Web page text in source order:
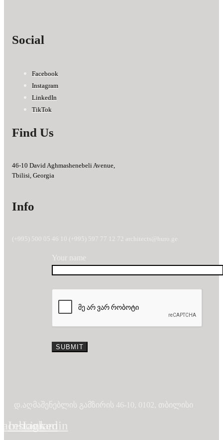
Social
Facebook
Instagram
LinkedIn
TikTok
Find Us
46-10 David Aghmashenebeli Avenue,
Tbilisi, Georgia
Info
(+995) 500 05 46 10 (+995) 597 77 12 72 architects@huro.ge
Your name
დ.აღმაშენებლის გამზირის 46-10, 0102, თბილისი
Instagram
Linkedin